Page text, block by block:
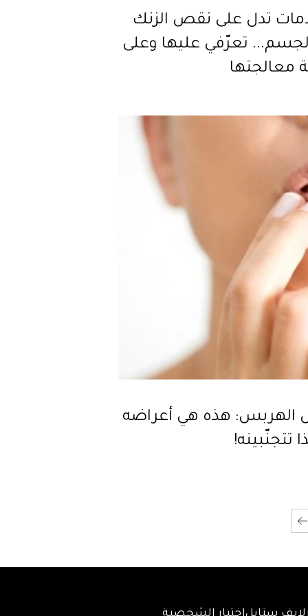
تدل على نقص الزنك
تعرّفي عليها وعلى
معالجتها
هذه هي أعراضه
تتجنّبينه!